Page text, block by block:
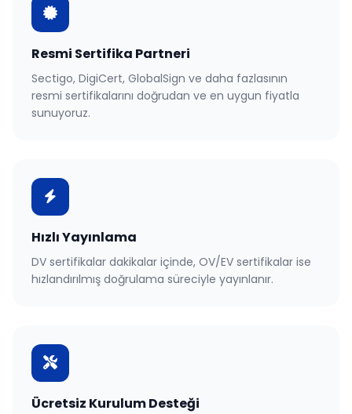
Resmi Sertifika Partneri
Sectigo, DigiCert, GlobalSign ve daha fazlasının
resmi sertifikalarını doğrudan ve en uygun fiyatla
sunuyoruz.
Hızlı Yayınlama
DV sertifikalar dakikalar içinde, OV/EV sertifikalar ise
hızlandırılmış doğrulama süreciyle yayınlanır.
Ücretsiz Kurulum Desteği